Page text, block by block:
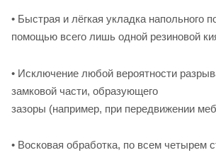
• Быстрая и лёгкая укладка напольного
помощью всего лишь одной резиновой
• Исключение любой вероятности
замковой части, образующего
зазоры (например, при передвижении
• Восковая обработка, по всем четырем